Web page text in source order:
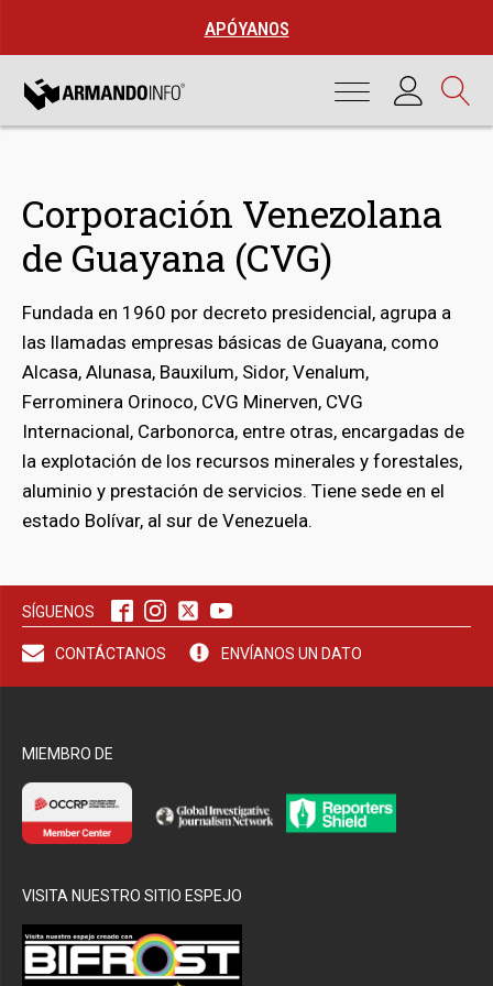
APÓYANOS
Corporación Venezolana
de Guayana (CVG)
Fundada en 1960 por decreto presidencial, agrupa a
las llamadas empresas básicas de Guayana, como
Alcasa, Alunasa, Bauxilum, Sidor, Venalum,
Ferrominera Orinoco, CVG Minerven, CVG
Internacional, Carbonorca, entre otras, encargadas de
la explotación de los recursos minerales y forestales,
aluminio y prestación de servicios. Tiene sede en el
estado Bolívar, al sur de Venezuela.
SÍGUENOS
CONTÁCTANOS ENVÍANOS UN DATO
MIEMBRO DE
VISITA NUESTRO SITIO ESPEJO